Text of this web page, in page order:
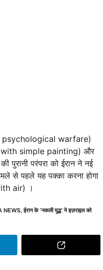
psychological warfare)
with simple painting) और
परंपरा को ईरान ने नई
से पहले यह पक्का करना होगा
air) ।
NEWS,ईरान के ‘नकली युद्ध’ ने इज़राइल को